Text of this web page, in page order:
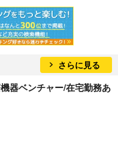
さらに見る
器ベンチャー/在宅勤務あ